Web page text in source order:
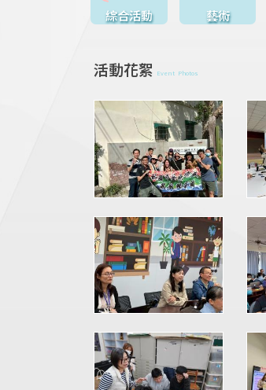
綜合活動 藝術
活動花絮 Event Photos